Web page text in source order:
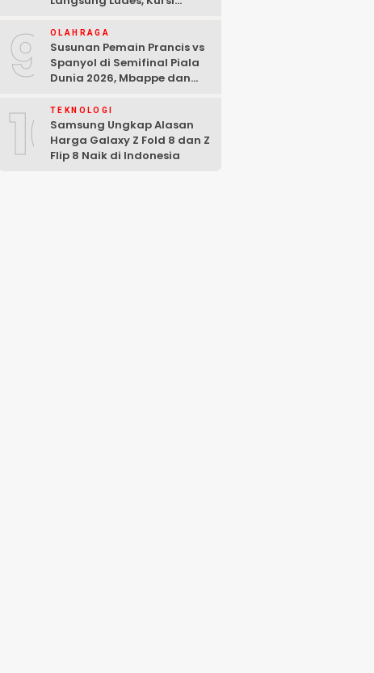
9 OLAHRAGA
Susunan Pemain Prancis vs
Spanyol di Semifinal Piala
Dunia 2026, Mbappe dan
10TEKNOLOGI
Samsung Ungkap Alasan
Harga Galaxy Z Fold 8 dan Z
Flip 8 Naik di Indonesia